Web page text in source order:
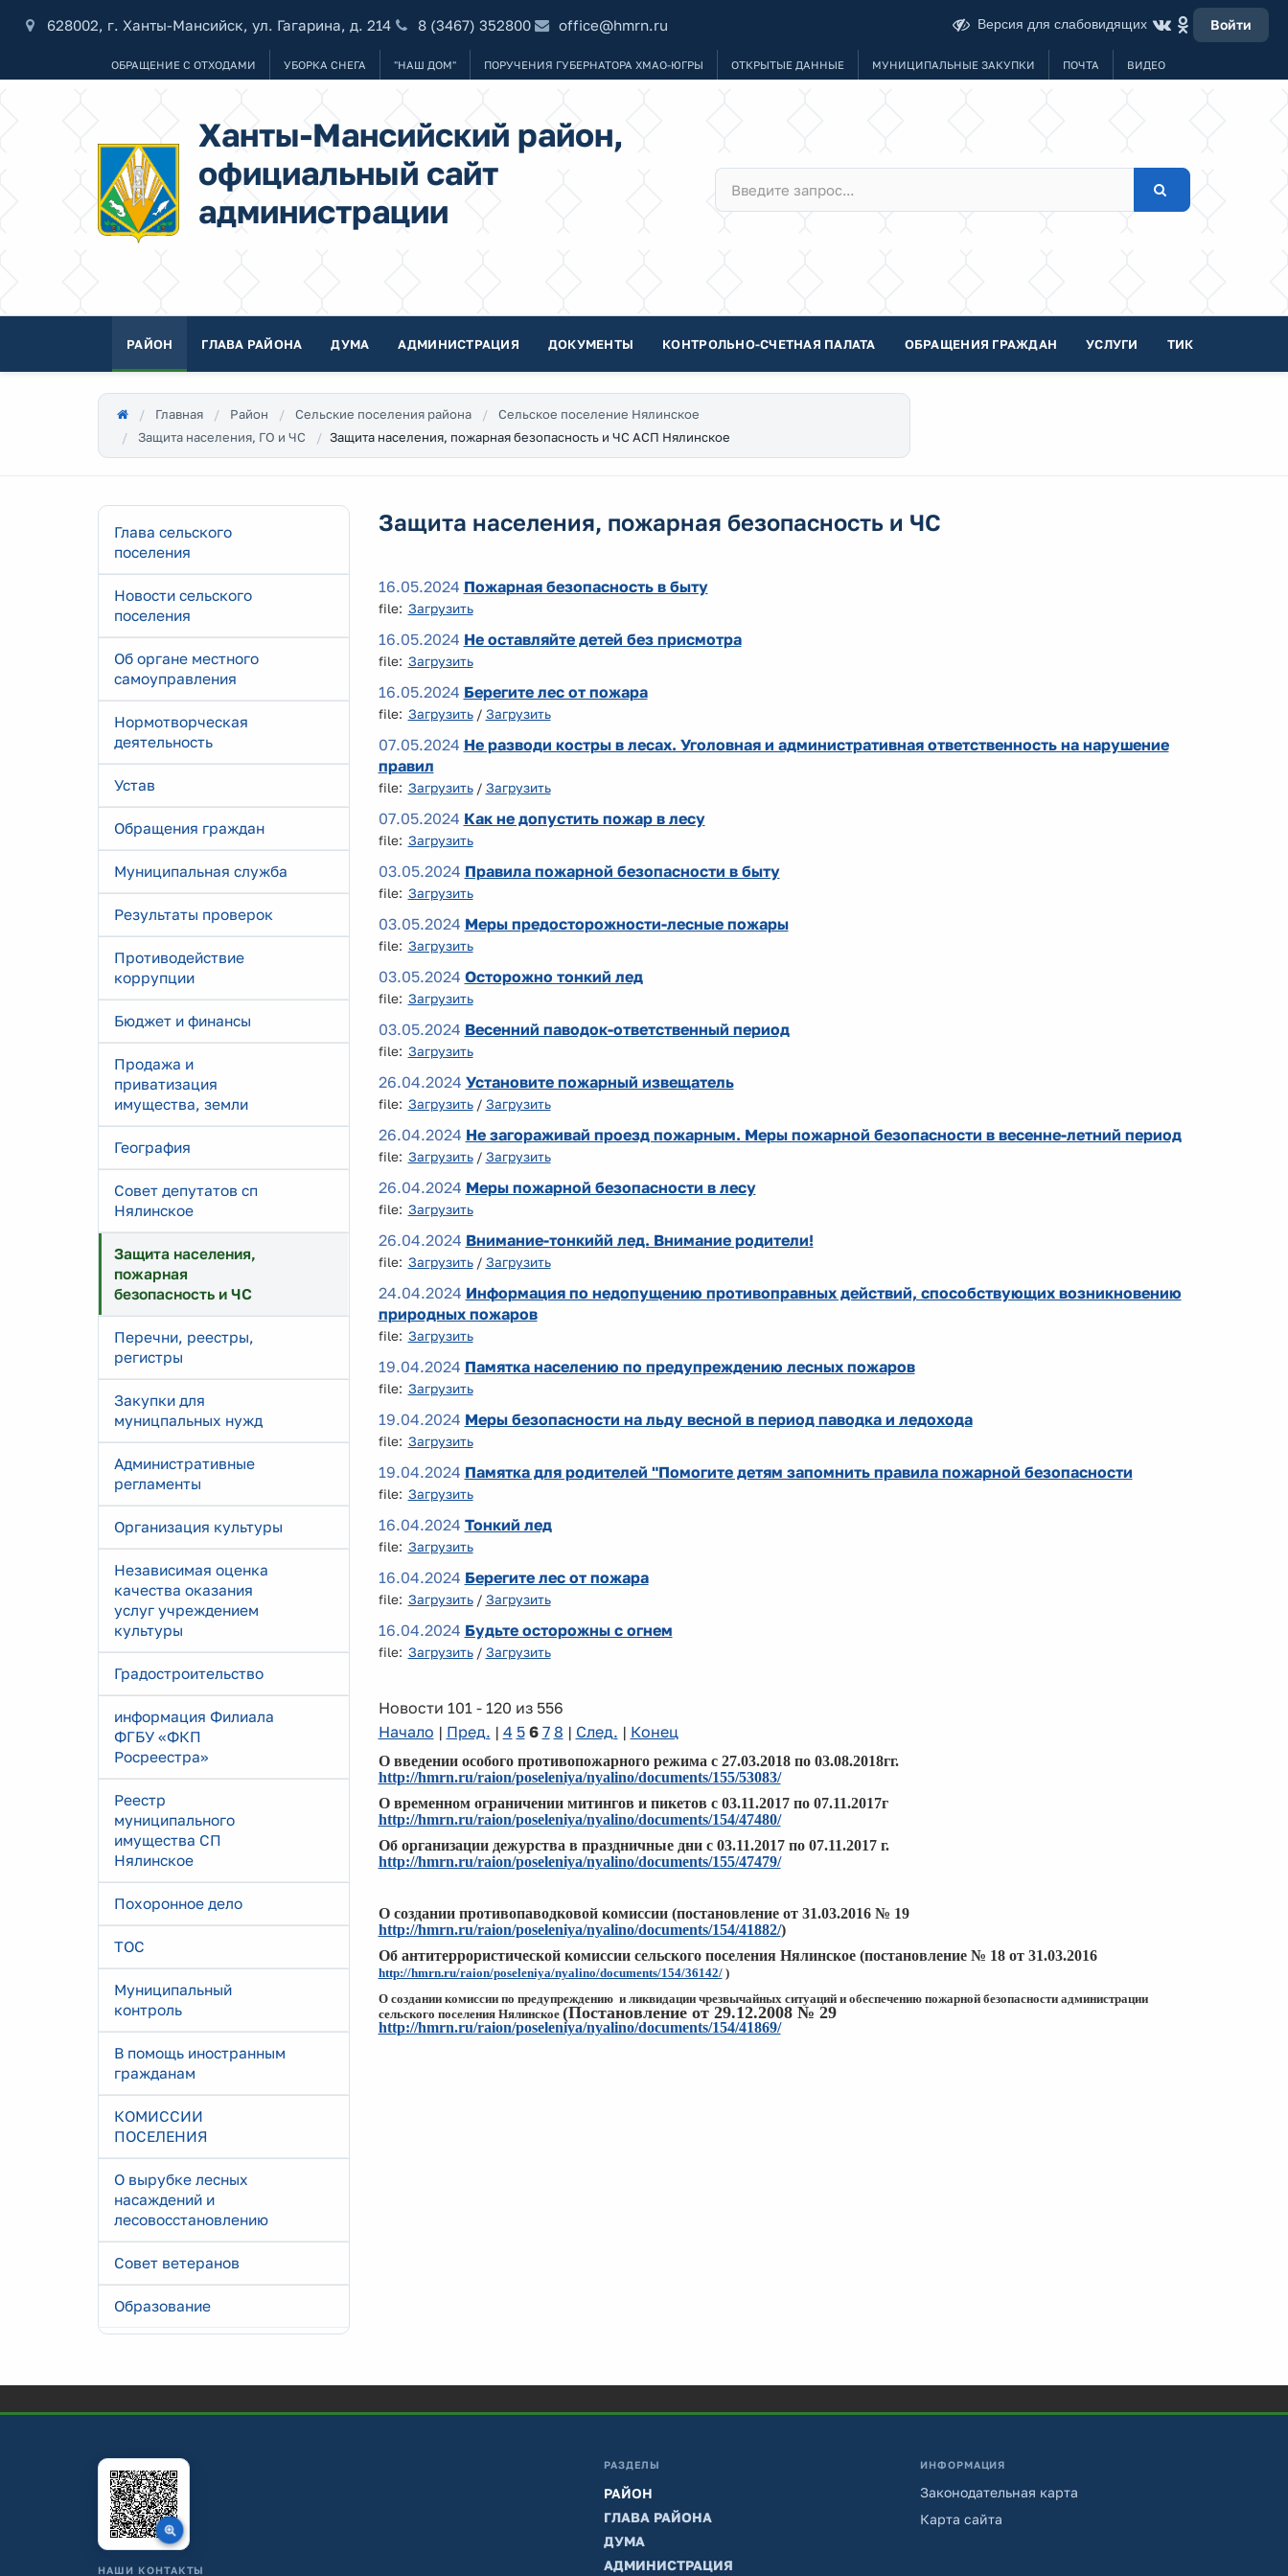
628002, г. Ханты-Мансийск, ул. Гагарина, д. 214 8 (3467) 352800 office@hmrn.ru Версия для слабовидящих Войти
ОБРАЩЕНИЕ С ОТХОДАМИ УБОРКА СНЕГА "НАШ ДОМ" ПОРУЧЕНИЯ ГУБЕРНАТОРА ХМАО-ЮГРЫ ОТКРЫТЫЕ ДАННЫЕ МУНИЦИПАЛЬНЫЕ ЗАКУПКИ ПОЧТА ВИДЕО
Ханты-Мансийский район,
официальный сайт
администрации
РАЙОН ГЛАВА РАЙОНА ДУМА АДМИНИСТРАЦИЯ ДОКУМЕНТЫ КОНТРОЛЬНО-СЧЕТНАЯ ПАЛАТА ОБРАЩЕНИЯ ГРАЖДАН УСЛУГИ ТИК
Главная Район Сельские поселения района
Сельское поселение Нялинское
Защита населения, ГО и ЧС
Защита населения, пожарная безопасность и ЧС АСП Нялинское
Глава сельского
поселения
Новости сельского
поселения
Об органе местного
самоуправления
Нормотворческая
деятельность
Устав
Обращения граждан
Муниципальная служба
Результаты проверок
Противодействие
коррупции
Бюджет и финансы
Продажа и
приватизация
имущества, земли
География
Совет депутатов сп
Нялинское
Защита населения,
пожарная
безопасность и ЧС
Перечни, реестры,
регистры
Закупки для
муницпальных нужд
Административные
регламенты
Организация культуры
Независимая оценка
качества оказания
услуг учреждением
культуры
Градостроительство
информация Филиала
ФГБУ «ФКП
Росреестра»
Реестр
муниципального
имущества СП
Нялинское
Похоронное дело
ТОС
Муниципальный
контроль
В помощь иностранным
гражданам
КОМИССИИ
ПОСЕЛЕНИЯ
О вырубке лесных
насаждений и
лесовосстановлению
Совет ветеранов
Образование
Защита населения, пожарная безопасность и ЧС
16.05.2024 Пожарная безопасность в быту
file: Загрузить
16.05.2024 Не оставляйте детей без присмотра
file: Загрузить
16.05.2024 Берегите лес от пожара
file: Загрузить/ Загрузить
07.05.2024 Не разводи костры в лесах. Уголовная и административная ответственность на нарушение
правил
file: Загрузить/ Загрузить
07.05.2024 Как не допустить пожар в лесу
file: Загрузить
03.05.2024 Правила пожарной безопасности в быту
file: Загрузить
03.05.2024 Меры предосторожности-лесные пожары
file: Загрузить
03.05.2024 Осторожно тонкий лед
file: Загрузить
03.05.2024 Весенний паводок-ответственный период
file: Загрузить
26.04.2024 Установите пожарный извещатель
file: Загрузить/ Загрузить
26.04.2024 Не загораживай проезд пожарным. Меры пожарной безопасности в весенне-летний период
file: Загрузить/ Загрузить
26.04.2024 Меры пожарной безопасности в лесу
file: Загрузить
26.04.2024 Внимание-тонкийй лед. Внимание родители!
file: Загрузить/ Загрузить
24.04.2024 Информация по недопущению противоправных действий, способствующих возникновению
природных пожаров
file: Загрузить
19.04.2024 Памятка населению по предупреждению лесных пожаров
file: Загрузить
19.04.2024 Меры безопасности на льду весной в период паводка и ледохода
file: Загрузить
19.04.2024 Памятка для родителей "Помогите детям запомнить правила пожарной безопасности
file: Загрузить
16.04.2024 Тонкий лед
file: Загрузить
16.04.2024 Берегите лес от пожара
file: Загрузить/ Загрузить
16.04.2024 Будьте осторожны с огнем
file: Загрузить/ Загрузить
Новости 101 - 120 из 556
Начало | Пред. | 4 5 6 7 8 | След. | Конец
О введении особого противопожарного режима с 27.03.2018 по 03.08.2018гг.
http://hmrn.ru/raion/poseleniya/nyalino/documents/155/53083/
О временном ограничении митингов и пикетов с 03.11.2017 по 07.11.2017г
http://hmrn.ru/raion/poseleniya/nyalino/documents/154/47480/
Об организации дежурства в праздничные дни с 03.11.2017 по 07.11.2017 г.
http://hmrn.ru/raion/poseleniya/nyalino/documents/155/47479/
О создании противопаводковой комиссии (постановление от 31.03.2016 № 19
http://hmrn.ru/raion/poseleniya/nyalino/documents/154/41882/)
Об антитеррористической комиссии сельского поселения Нялинское (постановление № 18 от 31.03.2016
http://hmrn.ru/raion/poseleniya/nyalino/documents/154/36142/)
О создании комиссии по предупреждению и ликвидации чрезвычайныхситуаций и обеспечению пожарнойбезопасности администрации
сельского поселения Нялинское (Постановление от 29.12.2008 № 29
http://hmrn.ru/raion/poseleniya/nyalino/documents/154/41869/
НАШИ КОНТАКТЫ
РАЗДЕЛЫ
РАЙОН
ГЛАВА РАЙОНА
ДУМА
АДМИНИСТРАЦИЯ
ИНФОРМАЦИЯ
Законодательная карта
Карта сайта